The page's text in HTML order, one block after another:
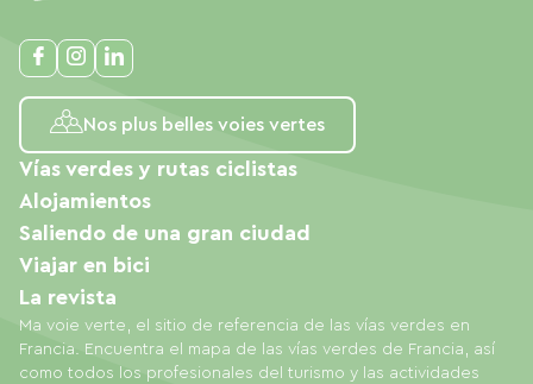
Nos plus belles voies vertes
Ma voie verte, el sitio de referencia de las vías verdes en
Francia. Encuentra el mapa de las vías verdes de Francia, así
como todos los profesionales del turismo y las actividades
Vías verdes y rutas ciclistas
Alojamientos
Saliendo de una gran ciudad
Viajar en bici
La revista